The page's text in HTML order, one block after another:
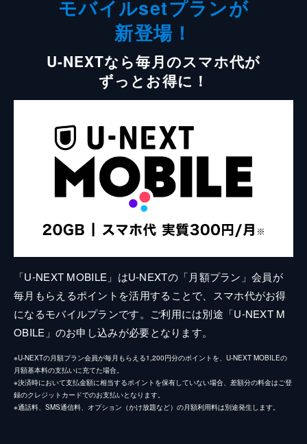
モバイルsetプランが
新登場！
U-NEXTなら毎月のスマホ代が
ずっとお得に！
「U-NEXT MOBILE」はU-NEXTの「月額プラン」会員が
毎月もらえるポイントを活用することで、スマホ代がお得
になるモバイルプランです。ご利用には別途「U-NEXT M
OBILE」のお申し込みが必要となります。
※U-NEXTの月額プラン会員が毎月もらえる1,200円分のポイントを、U-NEXT MOBILEの
月額基本料の支払いに充てた場合。
※決済時において支払金額に相当するポイントを保有していない場合、差額分の料金はご登
録のクレジットカードでのお支払いとなります。
※通話料、SMS通信料、オプション（かけ放題など）の月額利用料は別途発生します。